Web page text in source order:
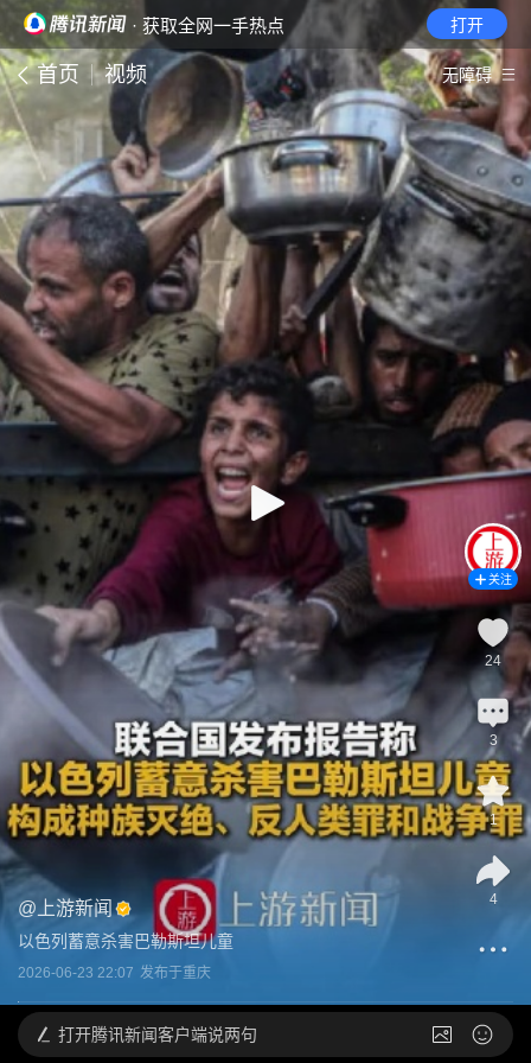
· 获取全网一手热点 打开
首页 视频 无障碍
@ 上游新闻
以色列蓄意杀害巴勒斯坦儿童
2026-06-23 22:07 发布于重庆
关注
24
3
1
4
打开腾讯新闻客户端说两句